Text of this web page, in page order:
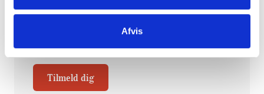
Afvis
Tilmeld dig